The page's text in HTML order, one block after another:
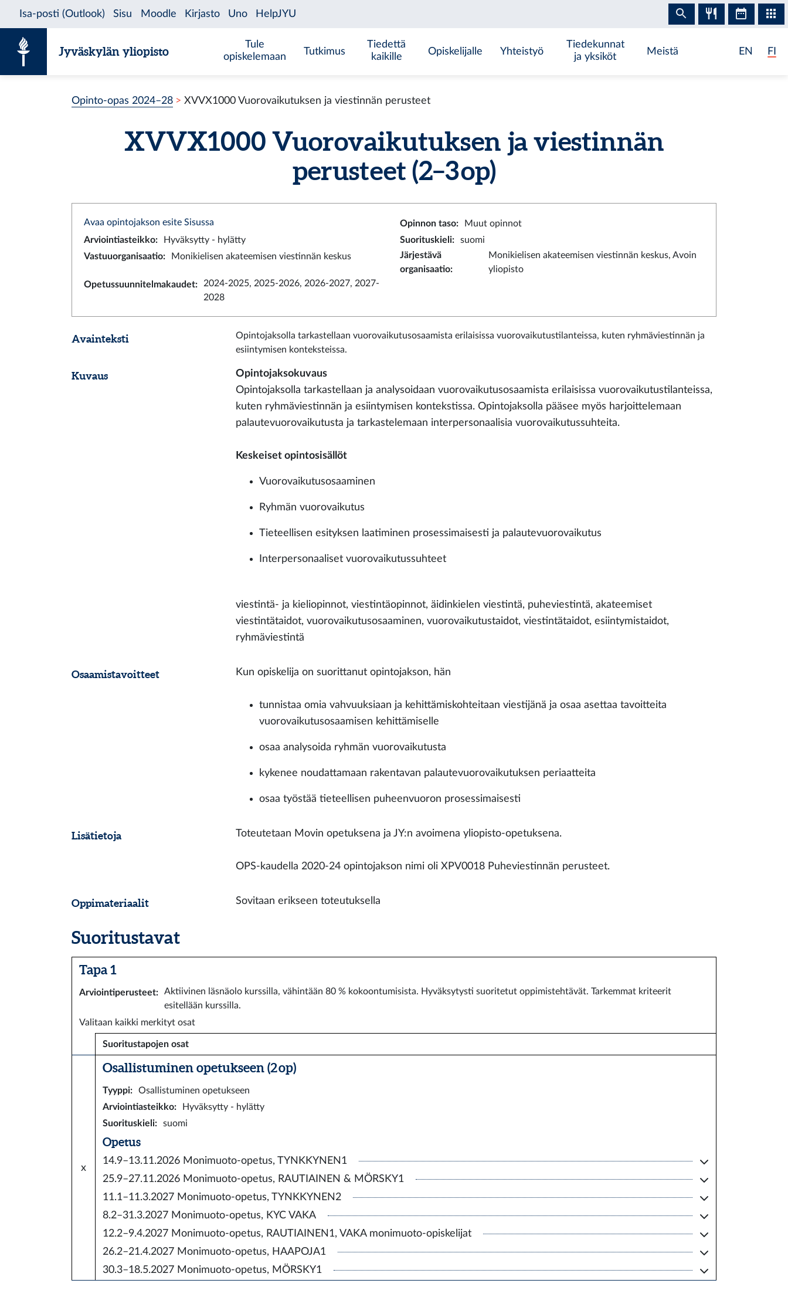
Jyväskylän yliopisto
Tule
opiskelemaan
Tutkimus
Tiedettä
kaikille
Opiskelijalle Yhteistyö
Tiedekunnat
ja yksiköt
Meistä EN FI
Opinto-opas 2024–28 XVVX1000 Vuorovaikutuksen ja viestinnän perusteet
XVVX1000 Vuorovaikutuksen ja viestinnän
perusteet (2–3 op)
Avaa opintojakson esite Sisussa Opinnon taso:
Muut opinnot
Arviointiasteikko: Hyväksytty - hylätty Suorituskieli:
suomi
Vastuuorganisaatio: Monikielisen akateemisen viestinnän keskus
Järjestävä
organisaatio:
Monikielisen akateemisen viestinnän keskus, Avoin
yliopisto
Opetussuunnitelmakaudet:
2024-2025, 2025-2026, 2026-2027, 2027-
2028
Avainteksti
Opintojaksolla tarkastellaan vuorovaikutusosaamista erilaisissa vuorovaikutustilanteissa, kuten ryhmäviestinnän ja
esiintymisen konteksteissa.
Kuvaus
Opintojaksokuvaus
Opintojaksolla tarkastellaan ja analysoidaan vuorovaikutusosaamista erilaisissa vuorovaikutustilanteissa,
kuten ryhmäviestinnän ja esiintymisen kontekstissa. Opintojaksolla pääsee myös harjoittelemaan
palautevuorovaikutusta ja tarkastelemaan interpersonaalisia vuorovaikutussuhteita.
Keskeiset opintosisällöt
Vuorovaikutusosaaminen
Ryhmän vuorovaikutus
Tieteellisen esityksen laatiminen prosessimaisesti ja palautevuorovaikutus
Interpersonaaliset vuorovaikutussuhteet
viestintä- ja kieliopinnot, viestintäopinnot, äidinkielen viestintä, puheviestintä, akateemiset
viestintätaidot, vuorovaikutusosaaminen, vuorovaikutustaidot, viestintätaidot, esiintymistaidot,
ryhmäviestintä
Osaamistavoitteet Kun opiskelija on suorittanut opintojakson, hän
tunnistaa omia vahvuuksiaan ja kehittämiskohteitaan viestijänä ja osaa asettaa tavoitteita
vuorovaikutusosaamisen kehittämiselle
osaa analysoida ryhmän vuorovaikutusta
kykenee noudattamaan rakentavan palautevuorovaikutuksen periaatteita
osaa työstää tieteellisen puheenvuoron prosessimaisesti
Lisätietoja Toteutetaan Movin opetuksena ja JY:n avoimena yliopisto-opetuksena.
OPS-kaudella 2020-24 opintojakson nimi oli XPV0018 Puheviestinnän perusteet.
Oppimateriaalit Sovitaan erikseen toteutuksella
Suoritustavat
Tapa 1
Arviointiperusteet:
Aktiivinen läsnäolo kurssilla, vähintään 80 % kokoontumisista. Hyväksytysti suoritetut oppimistehtävät. Tarkemmat kriteerit
esitellään kurssilla.
Valitaan kaikki merkityt osat
Suoritustapojen osat
x
Osallistuminen opetukseen (2 op)
Tyyppi:
Osallistuminen opetukseen
Arviointiasteikko:
Hyväksytty - hylätty
Suorituskieli: suomi
Opetus
14.9–13.11.2026 Monimuoto-opetus, TYNKKYNEN1
25.9–27.11.2026 Monimuoto-opetus, RAUTIAINEN & MÖRSKY1
11.1–11.3.2027 Monimuoto-opetus, TYNKKYNEN2
8.2–31.3.2027 Monimuoto-opetus, KYC VAKA
12.2–9.4.2027 Monimuoto-opetus, RAUTIAINEN1, VAKA monimuoto-opiskelijat
26.2–21.4.2027 Monimuoto-opetus, HAAPOJA1
30.3–18.5.2027 Monimuoto-opetus, MÖRSKY1